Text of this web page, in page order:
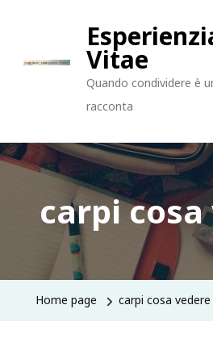
Vitae
Quando condividere è
racconta
carpi
Home page carpi cosa vedere